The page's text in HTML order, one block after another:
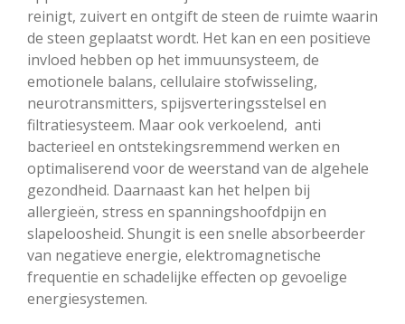
reinigt, zuivert en ontgift de steen de ruimte waarin
de steen geplaatst wordt. Het kan en een positieve
invloed hebben op het immuunsysteem, de
emotionele balans, cellulaire stofwisseling,
neurotransmitters, spijsverteringsstelsel en
filtratiesysteem. Maar ook verkoelend, anti
bacterieel en ontstekingsremmend werken en
optimaliserend voor de weerstand van de algehele
gezondheid. Daarnaast kan het helpen bij
allergieën, stress en spanningshoofdpijn en
slapeloosheid. Shungit is een snelle absorbeerder
van negatieve energie, elektromagnetische
frequentie en schadelijke effecten op gevoelige
energiesystemen.